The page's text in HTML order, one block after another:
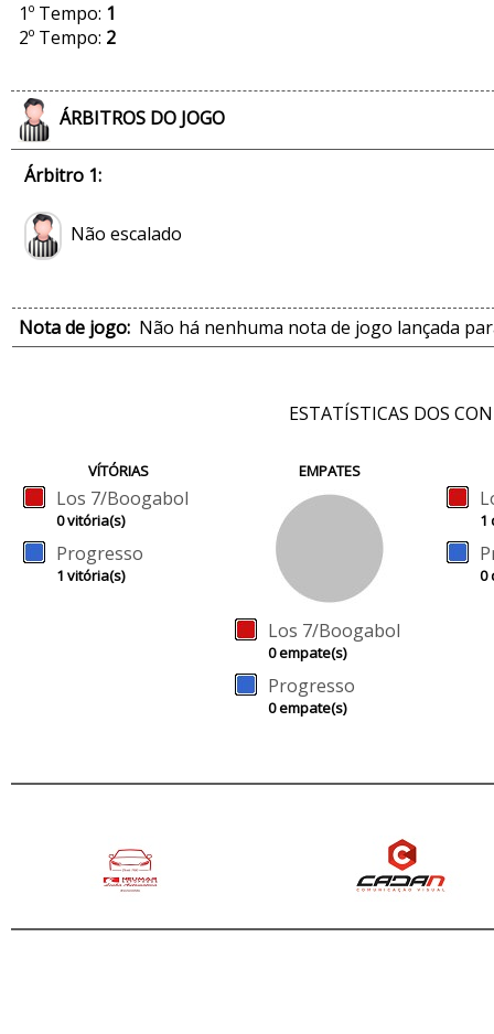
1º Tempo: 1
2º Tempo: 2
ÁRBITROS DO JOGO
Árbitro 1:
Não escalado
Nota de jogo: Não há nenhuma nota de jogo lançada
ESTATÍSTICAS DOS
VÍTÓRIAS
Los 7/Boogabol
0 vitória(s)
Progresso
1 vitória(s)
EMPATES
Los 7/Boogabol
0 empate(s)
Progresso
0 empate(s)
1
0